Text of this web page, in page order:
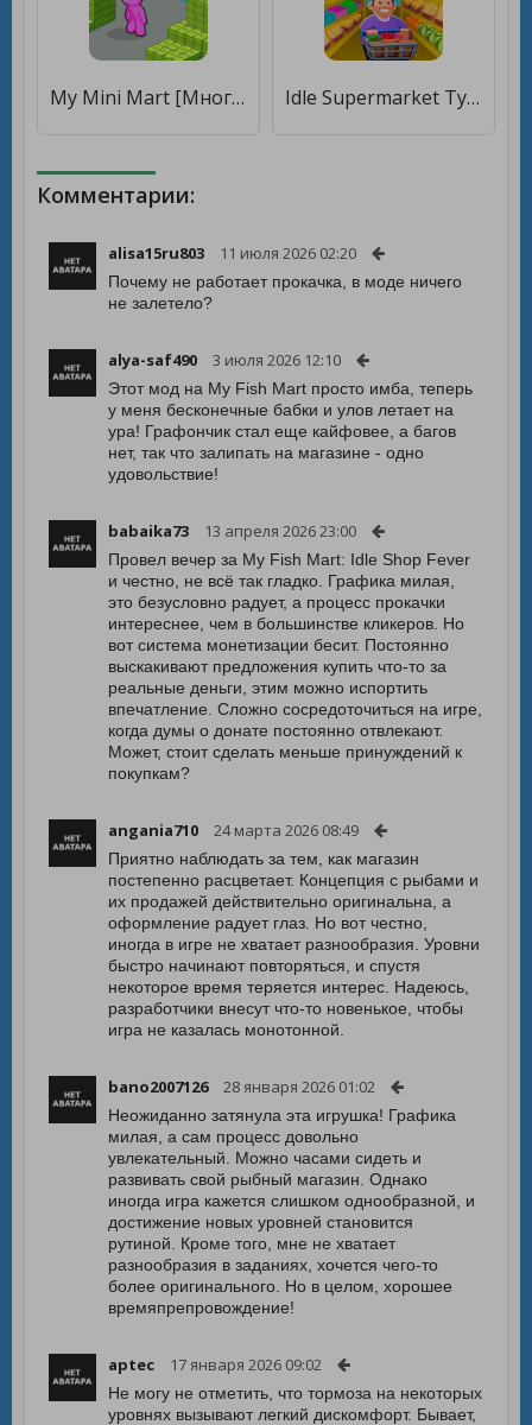
My Mini Mart [Много денег] Idle Supermarket Tycoon - Shop [Бесплатные покупки]
Комментарии:
alisa15ru803 11 июля 2026 02:20
Почему не работает прокачка, в моде ничего
не залетело?
alya-saf490 3 июля 2026 12:10
Этот мод на My Fish Mart просто имба, теперь
у меня бесконечные бабки и улов летает на
ура! Графончик стал еще кайфовее, а багов
нет, так что залипать на магазине - одно
удовольствие!
babaika73 13 апреля 2026 23:00
Провел вечер за My Fish Mart: Idle Shop Fever
и честно, не всё так гладко. Графика милая,
это безусловно радует, а процесс прокачки
интереснее, чем в большинстве кликеров. Но
вот система монетизации бесит. Постоянно
выскакивают предложения купить что-то за
реальные деньги, этим можно испортить
впечатление. Сложно сосредоточиться на игре,
когда думы о донате постоянно отвлекают.
Может, стоит сделать меньше принуждений к
покупкам?
angania710 24 марта 2026 08:49
Приятно наблюдать за тем, как магазин
постепенно расцветает. Концепция с рыбами и
их продажей действительно оригинальна, а
оформление радует глаз. Но вот честно,
иногда в игре не хватает разнообразия. Уровни
быстро начинают повторяться, и спустя
некоторое время теряется интерес. Надеюсь,
разработчики внесут что-то новенькое, чтобы
игра не казалась монотонной.
bano2007126 28 января 2026 01:02
Неожиданно затянула эта игрушка! Графика
милая, а сам процесс довольно
увлекательный. Можно часами сидеть и
развивать свой рыбный магазин. Однако
иногда игра кажется слишком однообразной, и
достижение новых уровней становится
рутиной. Кроме того, мне не хватает
разнообразия в заданиях, хочется чего-то
более оригинального. Но в целом, хорошее
времяпрепровождение!
aptec 17 января 2026 09:02
Не могу не отметить, что тормоза на некоторых
уровнях вызывают легкий дискомфорт. Бывает,